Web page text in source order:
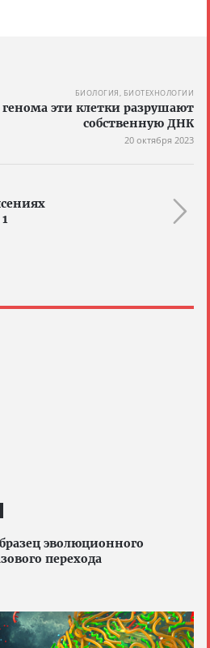
БИОЛОГИЯ, БИОТЕХНОЛОГИИ
эти клетки разрушают
собственную ДНК
20 октября 2023
эволюционного
перехода